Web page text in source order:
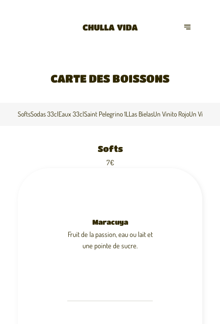
CHULLA VIDA
CARTE DES BOISSONS
SoftsSodas 33clEaux 33clSaint Pelegrino 1LLas BielasUn Vinito RojoUn Vinito
Softs
7€
Maracuya
Fruit de la passion, eau ou lait et
une pointe de sucre.